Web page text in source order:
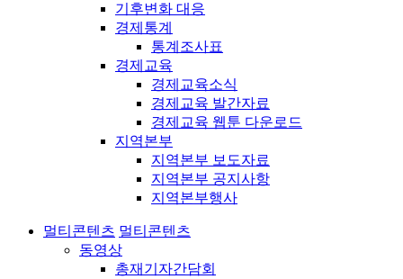
기후변화 대응
경제통계
통계조사표
경제교육
경제교육소식
경제교육 발간자료
경제교육 웹툰 다운로드
지역본부
지역본부 보도자료
지역본부 공지사항
지역본부행사
멀티콘텐츠 멀티콘텐츠
동영상
총재기자간담회